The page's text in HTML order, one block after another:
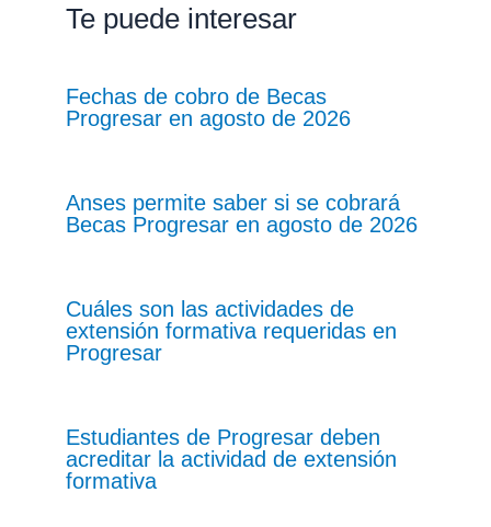
Te puede interesar
Fechas de cobro de Becas
Progresar en agosto de 2026
Anses permite saber si se cobrará
Becas Progresar en agosto de 2026
Cuáles son las actividades de
extensión formativa requeridas en
Progresar
Estudiantes de Progresar deben
acreditar la actividad de extensión
formativa